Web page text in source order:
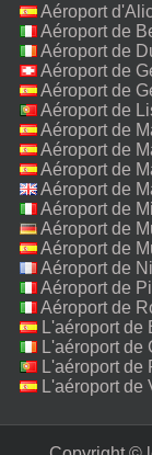
Aéroport
Aéroport de
Aéroport de
Aéroport de
Aéroport de
Aéroport de
Aéroport de
Aéroport de
Aéroport de
Aéroport de
Aéroport de
Aéroport de
Aéroport de
Aéroport de
Aéroport de
Aéroport de
Fiumicino
L'aéroport de
L'aéroport de
L'aéroport de
L'aéroport de